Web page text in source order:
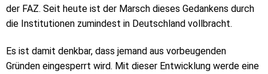
der FAZ. Seit heute ist der Marsch dieses Gedankens durch
die Institutionen zumindest in Deutschland vollbracht.
Es ist damit denkbar, dass jemand aus vorbeugenden
Gründen eingesperrt wird. Mit dieser Entwicklung werde eine